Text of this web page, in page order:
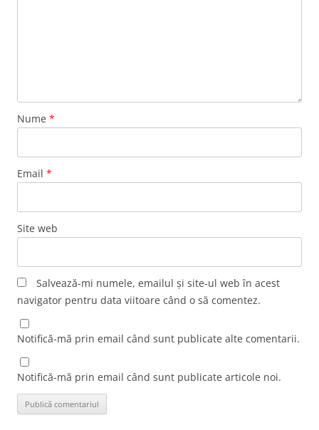
Nume *
Email *
Site web
Salvează-mi numele, emailul și site-ul web în acest
navigator pentru data viitoare când o să comentez.
Notifică-mă prin email când sunt publicate alte comentarii.
Notifică-mă prin email când sunt publicate articole noi.